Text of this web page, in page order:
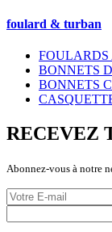
foulard & turban
FOULARDS
BONNETS
BONNETS
RECEVEZ
Abonnez-vous à notre